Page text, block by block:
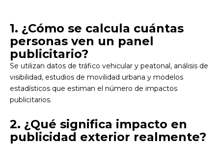
1. ¿Cómo se calcula cuántas
personas ven un panel
publicitario?
Se utilizan datos de tráfico vehicular y peatonal, análisis de
visibilidad, estudios de movilidad urbana y modelos
estadísticos que estiman el número de impactos
publicitarios.
2. ¿Qué significa impacto en
publicidad exterior realmente?